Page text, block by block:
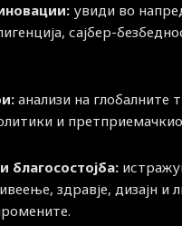
увиди во
сајбер-
анализи на глобалните
и
благосостојба:
здравје, дизајн и